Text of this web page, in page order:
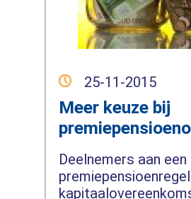
25-11-2015
Meer keuze bij
Deelnemers aan een